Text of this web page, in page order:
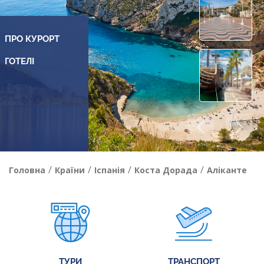
ПРО КУРОРТ
Головна / Країни / Іспанія / Коста Дорада / Аліканте
ТУРИ ТРАНСПОРТ